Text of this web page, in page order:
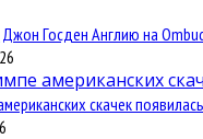
Госден Англию на
скачек